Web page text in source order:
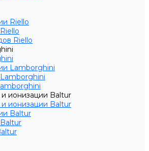
Riello
Riello
Lamborghini
ионизации Baltur
ионизации Baltur
Baltur